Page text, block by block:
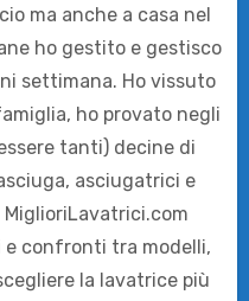
ma anche a casa nel
ho gestito e gestisco
settimana. Ho vissuto
ho provato negli
tanti) decine di
asciugatrici e
e confronti tra modelli,
la lavatrice più